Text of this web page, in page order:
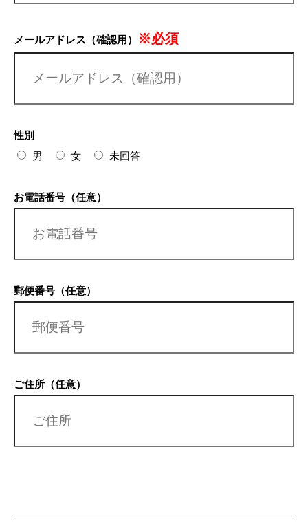
メールアドレス（確認用） ※必須
性別
男
女 未回答
お電話番号（任意）
郵便番号（任意）
ご住所（任意）